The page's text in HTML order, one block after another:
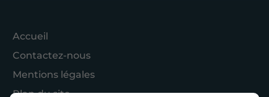
Accueil
Contactez-nous
Mentions légales
Plan du site